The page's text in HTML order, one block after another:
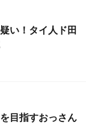
い！タイ人ド田
目指すおっさん